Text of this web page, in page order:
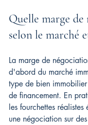
Quelle marge
selon le marché
La marge de
d'abord du marché
type de bien
de financement. En
les fourchettes
une négociation sur